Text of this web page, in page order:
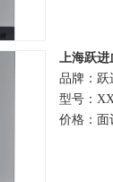
上海跃
品牌：跃
型号：
价格：面